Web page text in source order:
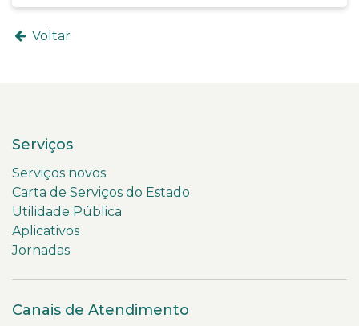
Voltar
Serviços
Serviços novos
Carta de Serviços do Estado
Utilidade Pública
Aplicativos
Jornadas
Canais de Atendimento